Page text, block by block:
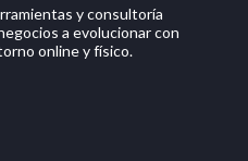
y consultoría
a evolucionar con
online y físico.